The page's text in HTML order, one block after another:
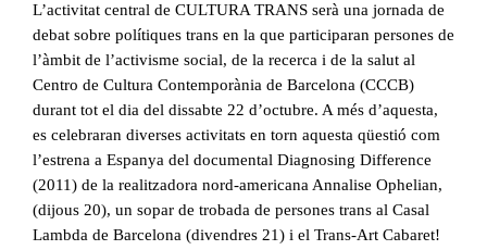
L’activitat central de CULTURA TRANS serà una jornada de
debat sobre polítiques trans en la que participaran persones de
l’àmbit de l’activisme social, de la recerca i de la salut al
Centro de Cultura Contemporània de Barcelona (CCCB)
durant tot el dia del dissabte 22 d’octubre. A més d’aquesta,
es celebraran diverses activitats en torn aquesta qüestió com
l’estrena a Espanya del documental Diagnosing Difference
(2011) de la realitzadora nord-americana Annalise Ophelian,
(dijous 20), un sopar de trobada de persones trans al Casal
Lambda de Barcelona (divendres 21) i el Trans-Art Cabaret!